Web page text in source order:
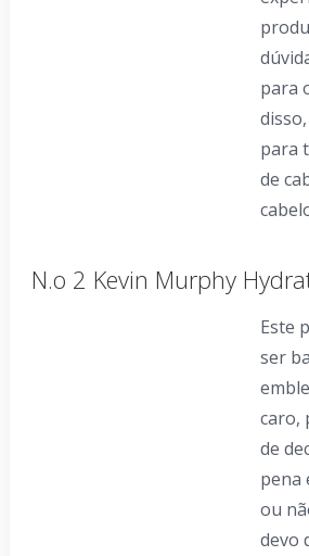
para
para
de
N.o 2 Kevin Murphy
Este
ser
caro,
de
pena
ou
devo